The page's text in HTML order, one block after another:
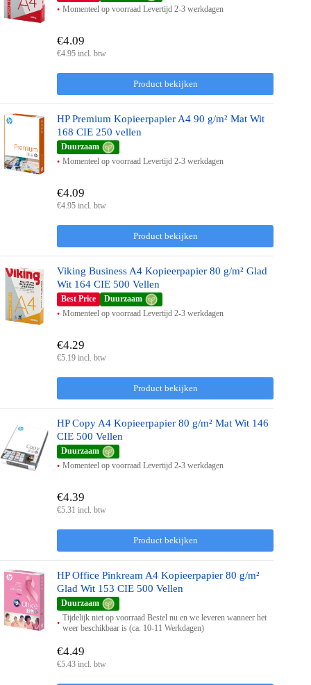
Momenteel op voorraad Levertijd 2-3 werkdagen
Product bekijken
€4.09
€4.95 incl. btw
HP Premium Kopieerpapier A4 90 g/m² Mat Wit
168 CIE 250 vellen
Duurzaam
Momenteel op voorraad Levertijd 2-3 werkdagen
Product bekijken
€4.09
€4.95 incl. btw
Viking Business A4 Kopieerpapier 80 g/m² Glad
Wit 164 CIE 500 Vellen
Best Price
Duurzaam
Momenteel op voorraad Levertijd 2-3 werkdagen
Product bekijken
€4.29
€5.19 incl. btw
HP Copy A4 Kopieerpapier 80 g/m² Mat Wit 146
CIE 500 Vellen
Duurzaam
Momenteel op voorraad Levertijd 2-3 werkdagen
Product bekijken
€4.39
€5.31 incl. btw
HP Office Pinkream A4 Kopieerpapier 80 g/m²
Glad Wit 153 CIE 500 Vellen
Duurzaam
Tijdelijk niet op voorraad Bestel nu en we leveren wanneer het
weer beschikbaar is (ca. 10-11 Werkdagen)
€4.49
€5.43 incl. btw